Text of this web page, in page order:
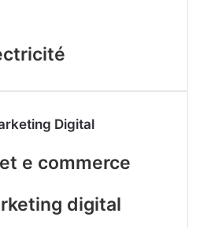
Digital
e commerce
digital